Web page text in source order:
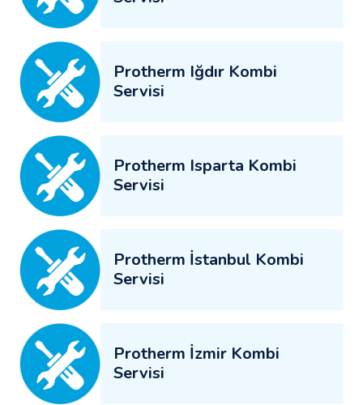
Protherm Iğdır Kombi
Servisi
Protherm Isparta Kombi
Servisi
Protherm İstanbul Kombi
Servisi
Protherm İzmir Kombi
Servisi